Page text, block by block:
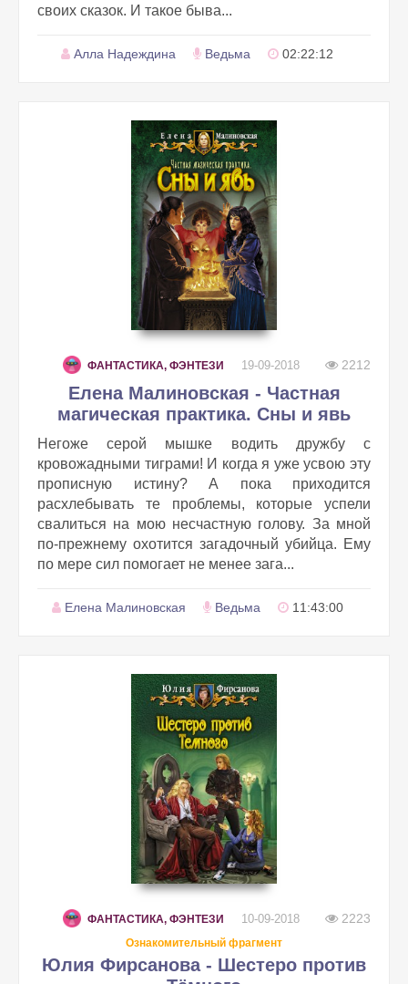
своих сказок. И такое быва...
Алла Надеждина Ведьма 02:22:12
ФАНТАСТИКА, ФЭНТЕЗИ 19-09-2018 2212
Елена Малиновская - Частная
магическая практика. Сны и явь
Негоже серой мышке водить дружбу с
кровожадными тиграми! И когда я уже усвою эту
прописную истину? А пока приходится
расхлебывать те проблемы, которые успели
свалиться на мою несчастную голову. За мной
по-прежнему охотится загадочный убийца. Ему
по мере сил помогает не менее зага...
Елена Малиновская Ведьма 11:43:00
ФАНТАСТИКА, ФЭНТЕЗИ 10-09-2018 2223
Ознакомительный фрагмент
Юлия Фирсанова - Шестеро против